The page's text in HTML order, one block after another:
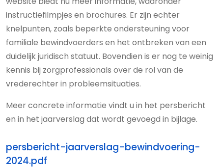
instructiefilmpjes en brochures. Er zijn echter
knelpunten, zoals beperkte ondersteuning voor
familiale bewindvoerders en het ontbreken van een
duidelijk juridisch statuut. Bovendien is er nog te weinig
kennis bij zorgprofessionals over de rol van de
vrederechter in probleemsituaties.
Meer concrete informatie vindt u in het persbericht
en in het jaarverslag dat wordt gevoegd in bijlage.
persbericht-jaarverslag-bewindvoering-
2024.pdf